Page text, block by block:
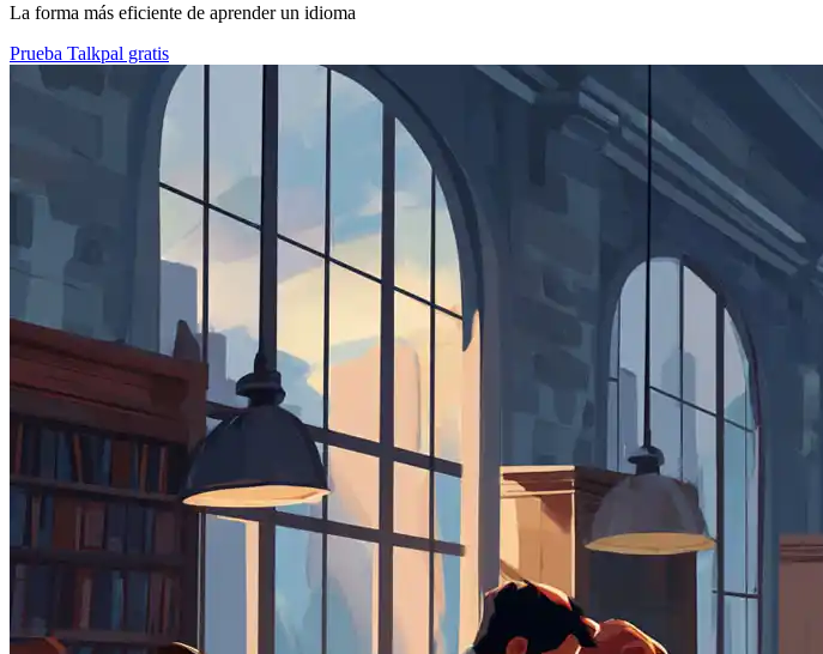
La forma más eficiente de aprender un idioma
Prueba Talkpal gratis